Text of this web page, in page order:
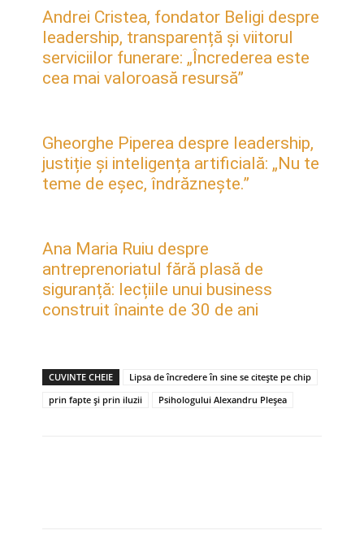
Andrei Cristea, fondator Beligi despre
leadership, transparență și viitorul
serviciilor funerare: „Încrederea este
cea mai valoroasă resursă”
Gheorghe Piperea despre leadership,
justiție și inteligența artificială: „Nu te
teme de eșec, îndrăznește.”
Ana Maria Ruiu despre
antreprenoriatul fără plasă de
siguranță: lecțiile unui business
construit înainte de 30 de ani
CUVINTE CHEIE
Lipsa de încredere în sine se citește pe chip
prin fapte și prin iluzii
Psihologului Alexandru Pleșea